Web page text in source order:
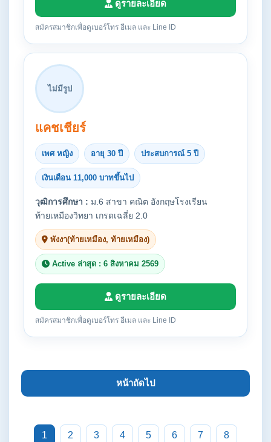
ดูรายละเอียด
สมัครสมาชิกเพื่อดูเบอร์โทร อีเมล และ Line ID
ไม่มีรูป
แคชเชียร์
เพศ หญิง อายุ 30 ปี ประสบการณ์ 5 ปี
เงินเดือน 11,000 บาทขึ้นไป
วุฒิการศึกษา : ม.6 สาขา คณิต อังกฤษโรงเรียน
ท้ายเหมืองวิทยา เกรดเฉลี่ย 2.0
พังงา(ท้ายเหมือง, ท้ายเหมือง)
Active ล่าสุด : 6 สิงหาคม 2569
ดูรายละเอียด
สมัครสมาชิกเพื่อดูเบอร์โทร อีเมล และ Line ID
หน้าถัดไป
1 2 3 4 5 6 7 8